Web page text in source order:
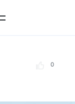
0